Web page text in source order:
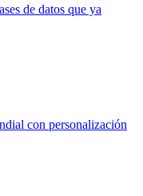
de datos que ya
con personalización